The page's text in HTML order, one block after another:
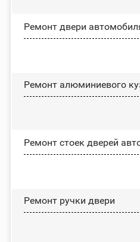
Ремонт двери
Ремонт алюминиевого
Ремонт стоек дверей
Ремонт ручки двери